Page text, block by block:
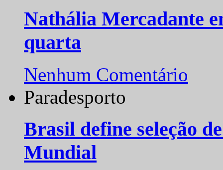
Nathália Mercadante
quarta
Nenhum Comentário
Paradesporto
Brasil define seleção
Mundial